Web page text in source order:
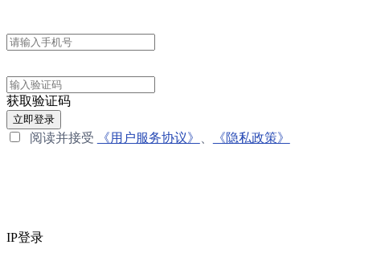
获取验证码
立即登录
阅读并接受 《用户服务协议》 《隐私政策》
IP登录